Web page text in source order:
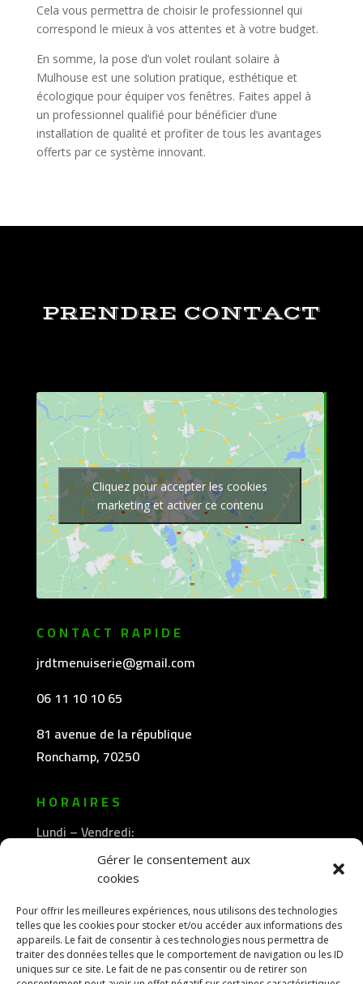
Gérer le consentement aux
cookies
Pour offrir les meilleures expériences, nous utilisons des technologies
telles que les cookies pour stocker et/ou accéder aux informations des
appareils. Le fait de consentir à ces technologies nous permettra de
traiter des données telles que le comportement de navigation ou les ID
uniques sur ce site. Le fait de ne pas consentir ou de retirer son
Cela vous permettra de choisir le professionnel qui
correspond le mieux à vos attentes et à votre budget.
En somme, la pose d’un volet roulant solaire à
Mulhouse est une solution pratique, esthétique et
écologique pour équiper vos fenêtres. Faites appel à
un professionnel qualifié pour bénéficier d’une
installation de qualité et profiter de tous les avantages
offerts par ce système innovant.
PRENDRE CONTACT
Cliquez pour accepter les cookies
marketing et activer ce contenu
CONTACT RAPIDE
jrdtmenuiserie@gmail.com
06 11 10 10 65
81 avenue de la république
Ronchamp, 70250
HORAIRES
Lundi – Vendredi:
8h30 -12h00
—————-
13h30 -18h00